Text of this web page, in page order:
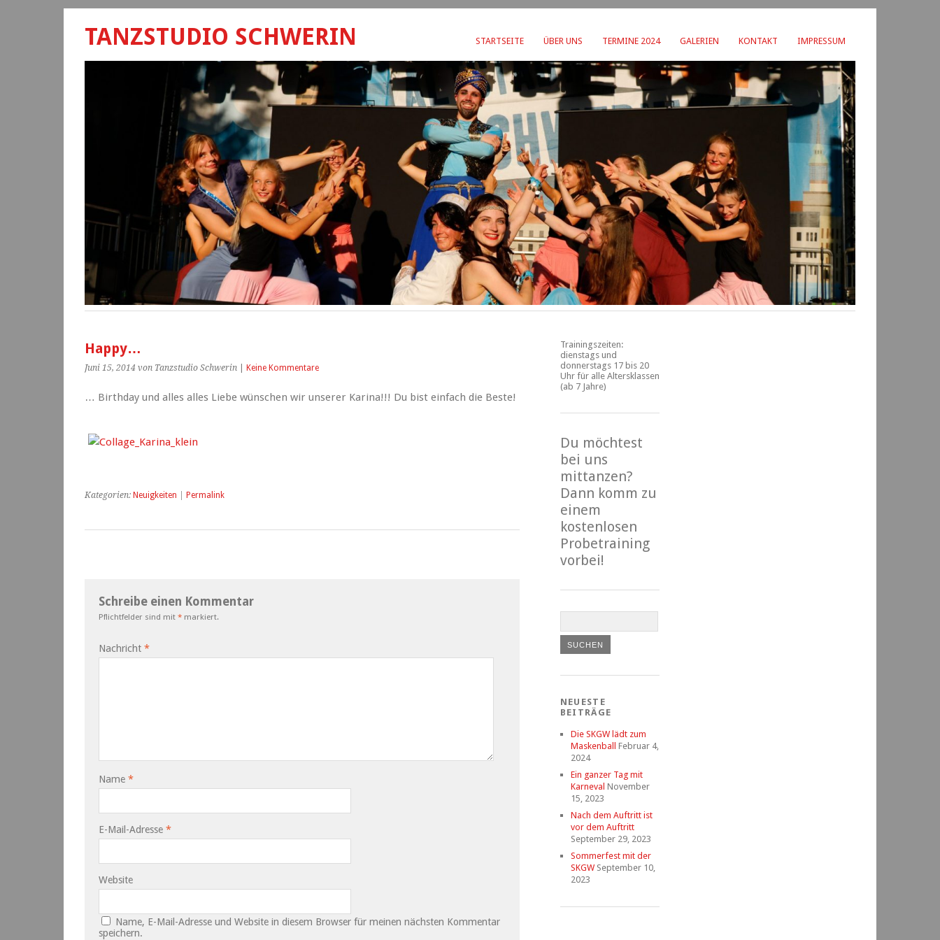
STARTSEITE ÜBER UNS TERMINE 2024 GALERIEN KONTAKT IMPRESSUM
TANZSTUDIO SCHWERIN
Happy…
Juni 15, 2014 von Tanzstudio Schwerin Keine Kommentare
… Birthday und alles alles Liebe wünschen wir unserer Karina!!! Du bist einfach die Beste!
Kategorien: Neuigkeiten Permalink
Schreibe einen Kommentar
Pflichtfelder sind mit * markiert.
Nachricht *
Name *
E-Mail-Adresse *
Website
Name, E-Mail-Adresse und Website in diesem Browser für meinen nächsten Kommentar
speichern.
Trainingszeiten:
dienstags und
donnerstags 17 bis 20
Uhr für alle Altersklassen
(ab 7 Jahre)
Du möchtest
bei uns
mittanzen?
Dann komm zu
einem
kostenlosen
Probetraining
vorbei!
NEUESTE
BEITRÄGE
Die SKGW lädt zum
Maskenball
Februar 4,
2024
Ein ganzer Tag mit
Karneval November
15, 2023
Nach dem Auftritt ist
vor dem Auftritt
September 29, 2023
Sommerfest mit der
SKGW September 10,
2023